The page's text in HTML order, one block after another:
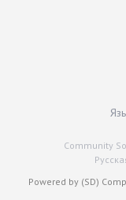
Community
Powered by (SD)